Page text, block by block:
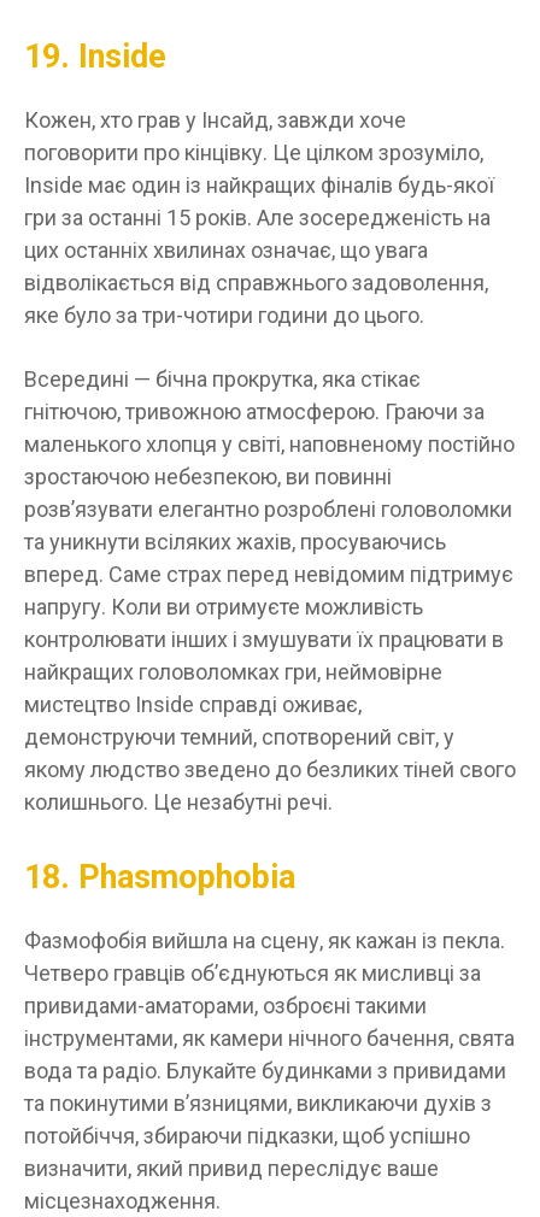
19. Inside
Кожен, хто грав у Інсайд, завжди хоче
поговорити про кінцівку. Це цілком зрозуміло,
Inside має один із найкращих фіналів будь-якої
гри за останні 15 років. Але зосередженість на
цих останніх хвилинах означає, що увага
відволікається від справжнього задоволення,
яке було за три-чотири години до цього.
Всередині — бічна прокрутка, яка стікає
гнітючою, тривожною атмосферою. Граючи за
маленького хлопця у світі, наповненому постійно
зростаючою небезпекою, ви повинні
розв’язувати елегантно розроблені головоломки
та уникнути всіляких жахів, просуваючись
вперед. Саме страх перед невідомим підтримує
напругу. Коли ви отримуєте можливість
контролювати інших і змушувати їх працювати в
найкращих головоломках гри, неймовірне
мистецтво Inside справді оживає,
демонструючи темний, спотворений світ, у
якому людство зведено до безликих тіней свого
колишнього. Це незабутні речі.
18. Phasmophobia
Фазмофобія вийшла на сцену, як кажан із пекла.
Четверо гравців об’єднуються як мисливці за
привидами-аматорами, озброєні такими
інструментами, як камери нічного бачення, свята
вода та радіо. Блукайте будинками з привидами
та покинутими в’язницями, викликаючи духів з
потойбіччя, збираючи підказки, щоб успішно
визначити, який привид переслідує ваше
місцезнаходження.